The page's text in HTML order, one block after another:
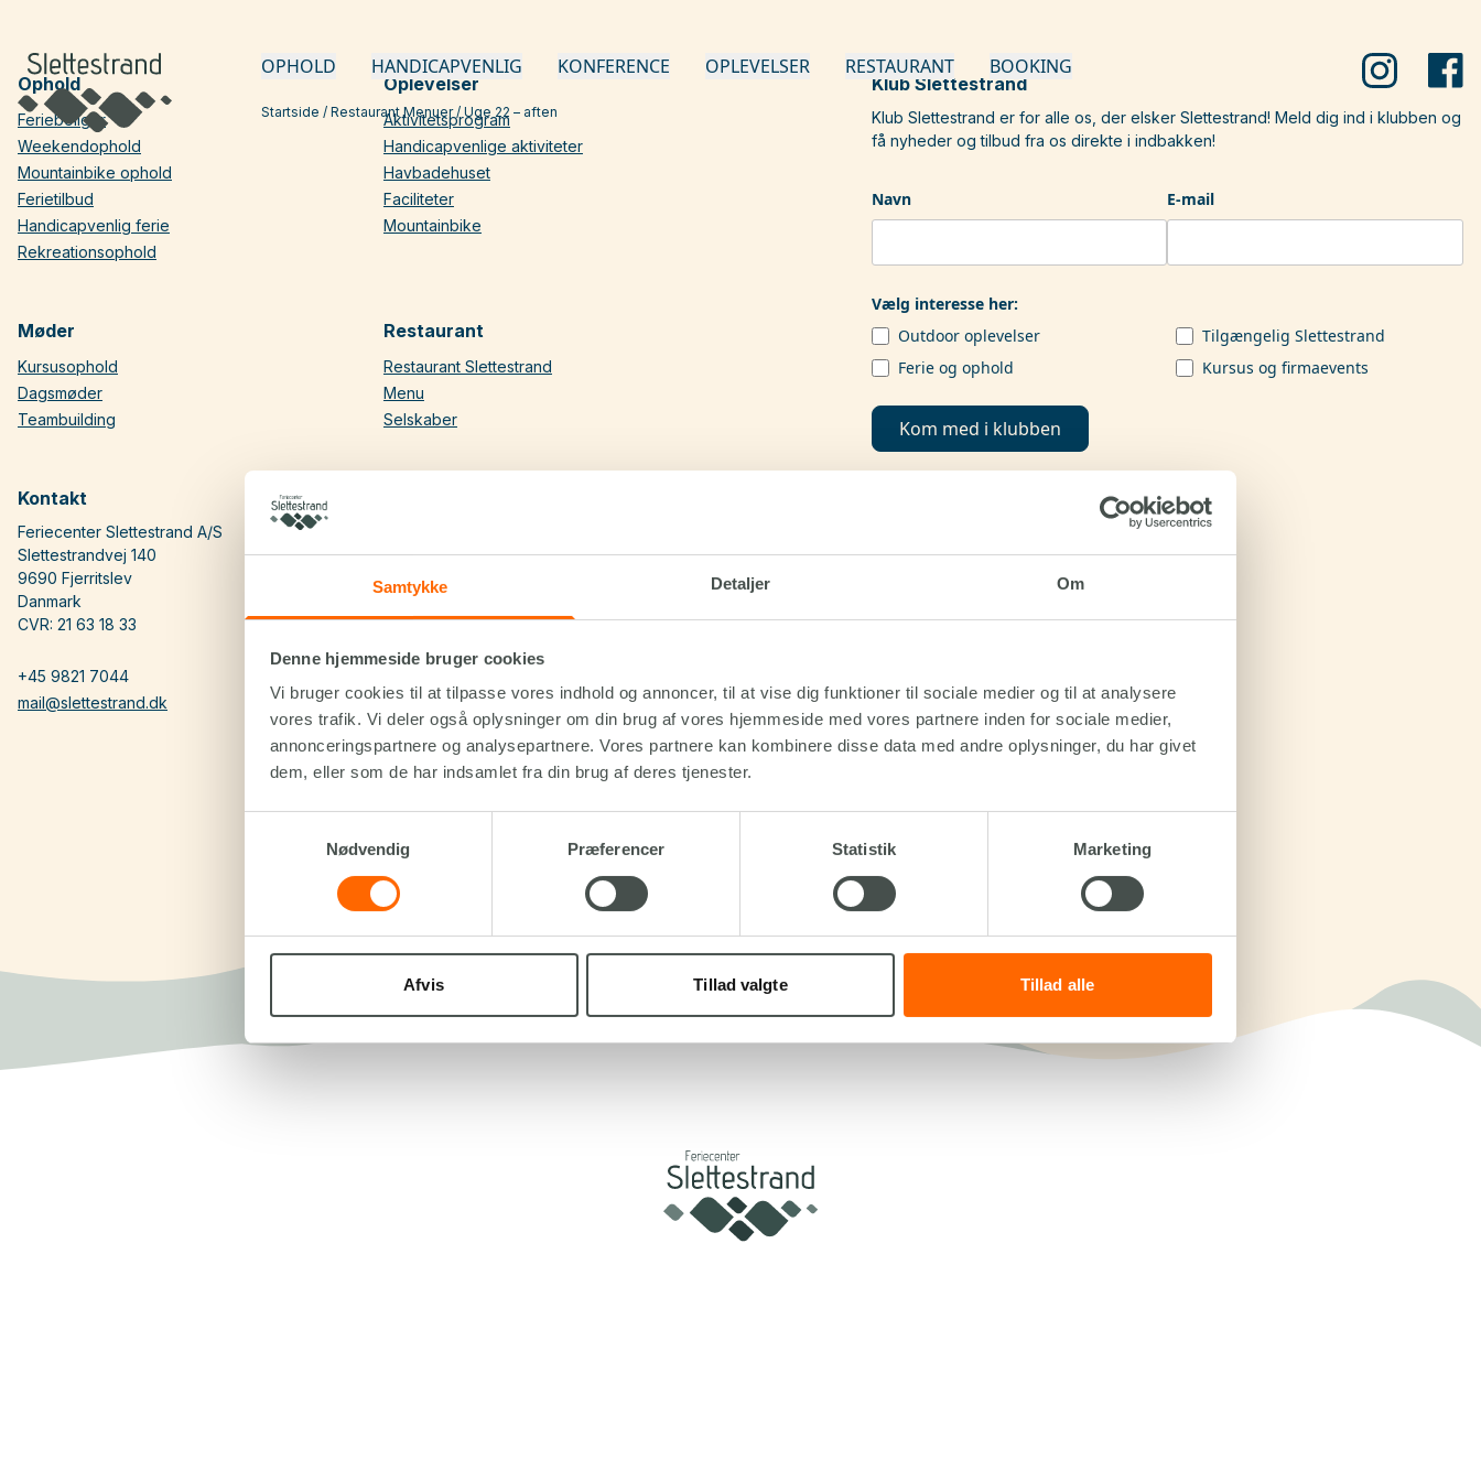
Samtykke Detaljer Om
Denne hjemmeside bruger cookies
Vi bruger cookies til at tilpasse vores indhold og annoncer, til at vise dig funktioner til sociale medier og til at analysere
vores trafik. Vi deler også oplysninger om din brug af vores hjemmeside med vores partnere inden for sociale medier,
annonceringspartnere og analysepartnere. Vores partnere kan kombinere disse data med andre oplysninger, du har givet
dem, eller som de har indsamlet fra din brug af deres tjenester.
Nødvendig
Præferencer Statistik Marketing
Afvis Tillad valgte Tillad alle
OPHOLD HANDICAPVENLIG KONFERENCE OPLEVELSER RESTAURANT BOOKING
Startside /Restaurant Menuer/Uge 22 – aften
Ophold
Ferieboliger
Weekendophold
Mountainbike ophold
Ferietilbud
Handicapvenlig ferie
Rekreationsophold
Oplevelser
Aktivitetsprogram
Handicapvenlige aktiviteter
Havbadehuset
Faciliteter
Mountainbike
Møder
Kursusophold
Dagsmøder
Teambuilding
Restaurant
Restaurant Slettestrand
Menu
Selskaber
Kontakt
Feriecenter Slettestrand A/S
Slettestrandvej 140
9690 Fjerritslev
Danmark
CVR: 21 63 18 33
+45 9821 7044
mail@slettestrand.dk
Værd at vide
Om os
Gavekort
Omtanke
Vilkår & betingelser
Persondatapolitik
Klub Slettestrand
Klub Slettestrand er for alle os, der elsker Slettestrand! Meld dig ind i klubben og
få nyheder og tilbud fra os direkte i indbakken!
Navn E-mail
Vælg interesse her:
Outdoor oplevelser
Tilgængelig Slettestrand
Ferie og ophold
Kursus og firmaevents
Kom med i klubben